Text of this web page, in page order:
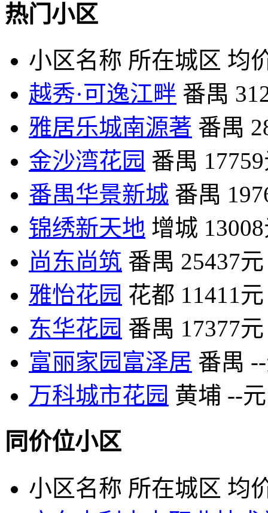
热门小区
小区名称 所在城区 均
越秀·可逸江畔 番禺
雅居乐城南源著 番禺
金沙湾花园 番禺
番禺华景新城 番禺
锦绣新天地 增城
尚东尚筑 番禺 25437元
雅怡花园 花都 11411元
东华花园 番禺 17377元
富丽家园富泽居 番禺
万科城市花园 黄埔 --元
同价位小区
小区名称 所在城区 均